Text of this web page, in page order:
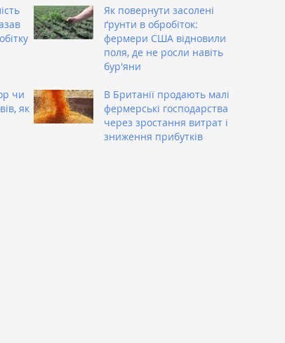
Як повернути засолені
ґрунти в обробіток:
фермери США відновили
поля, де не росли навіть
бур'яни
чи
як
В Британії продають малі
фермерські господарства
через зростання витрат і
зниження прибутків